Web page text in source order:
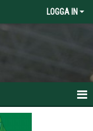
LOGGA IN